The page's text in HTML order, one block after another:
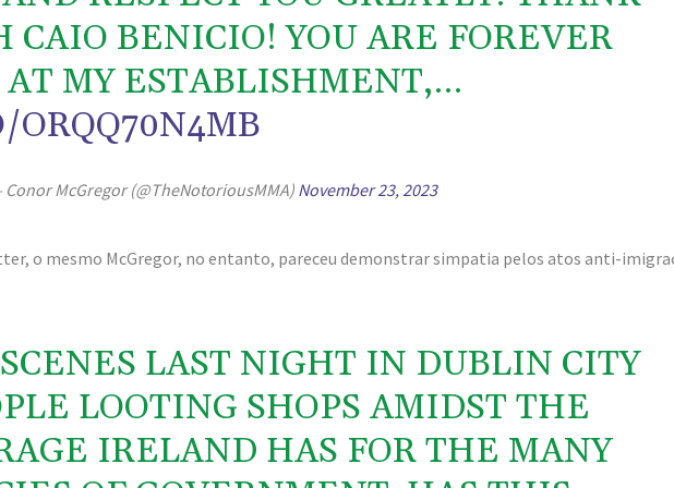
CAIO BENICIO! YOU ARE FOREVER
AT MY ESTABLISHMENT,…
Conor McGregor (@TheNotoriousMMA) November 23, 2023
o mesmo McGregor, no entanto, pareceu demonstrar simpatia pelos atos anti-
LAST NIGHT IN DUBLIN CITY
LOOTING SHOPS AMIDST THE
IRELAND HAS FOR THE MANY